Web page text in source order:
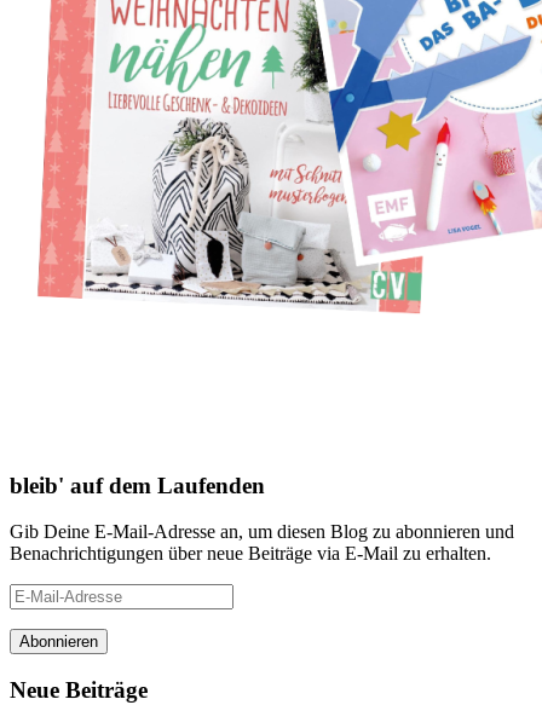
bleib' auf dem Laufenden
Gib Deine E-Mail-Adresse an, um diesen Blog zu abonnieren und
Benachrichtigungen über neue Beiträge via E-Mail zu erhalten.
E-
Mail-
Adresse
Neue Beiträge